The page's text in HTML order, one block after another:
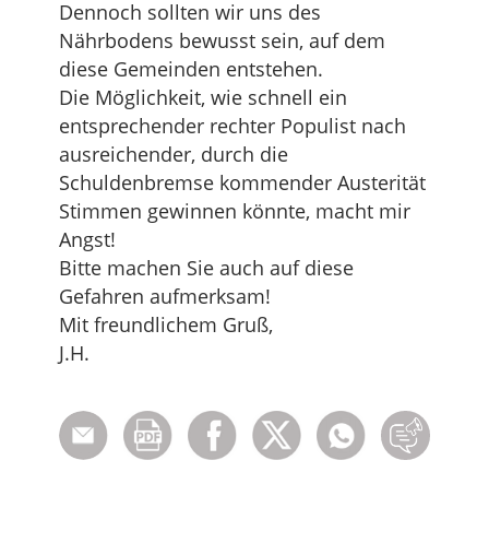
Dennoch sollten wir uns des
Nährbodens bewusst sein, auf dem
diese Gemeinden entstehen.
Die Möglichkeit, wie schnell ein
entsprechender rechter Populist nach
ausreichender, durch die
Schuldenbremse kommender Austerität
Stimmen gewinnen könnte, macht mir
Angst!
Bitte machen Sie auch auf diese
Gefahren aufmerksam!
Mit freundlichem Gruß,
J.H.